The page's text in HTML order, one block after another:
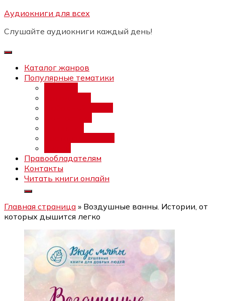
Перейти
содержимому
Аудиокниги для всех
Слушайте аудиокниги каждый день!
Каталог жанров
Популярные тематики
Правообладателям
Контакты
Читать книги онлайн
Главная страница » Воздушные ванны. Истории, от
которых дышится легко
Бесплатный интенсив:
каналов"